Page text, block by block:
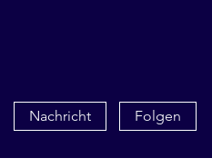
Nachricht Folgen